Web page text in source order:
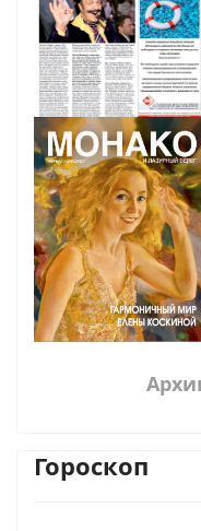
Гороскоп